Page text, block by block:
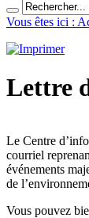
Vous êtes ici :
Lettre
Le Centre
courriel
événements
de
Vous pouvez